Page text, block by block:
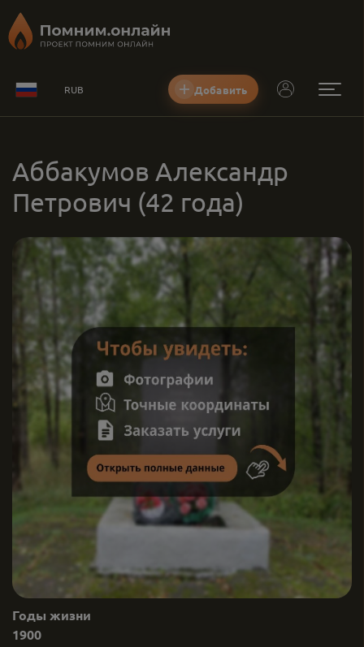
RUB Добавить
Аббакумов Александр
Петрович (42 года)
Годы жизни
1900